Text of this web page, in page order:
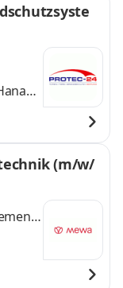
(m/w/